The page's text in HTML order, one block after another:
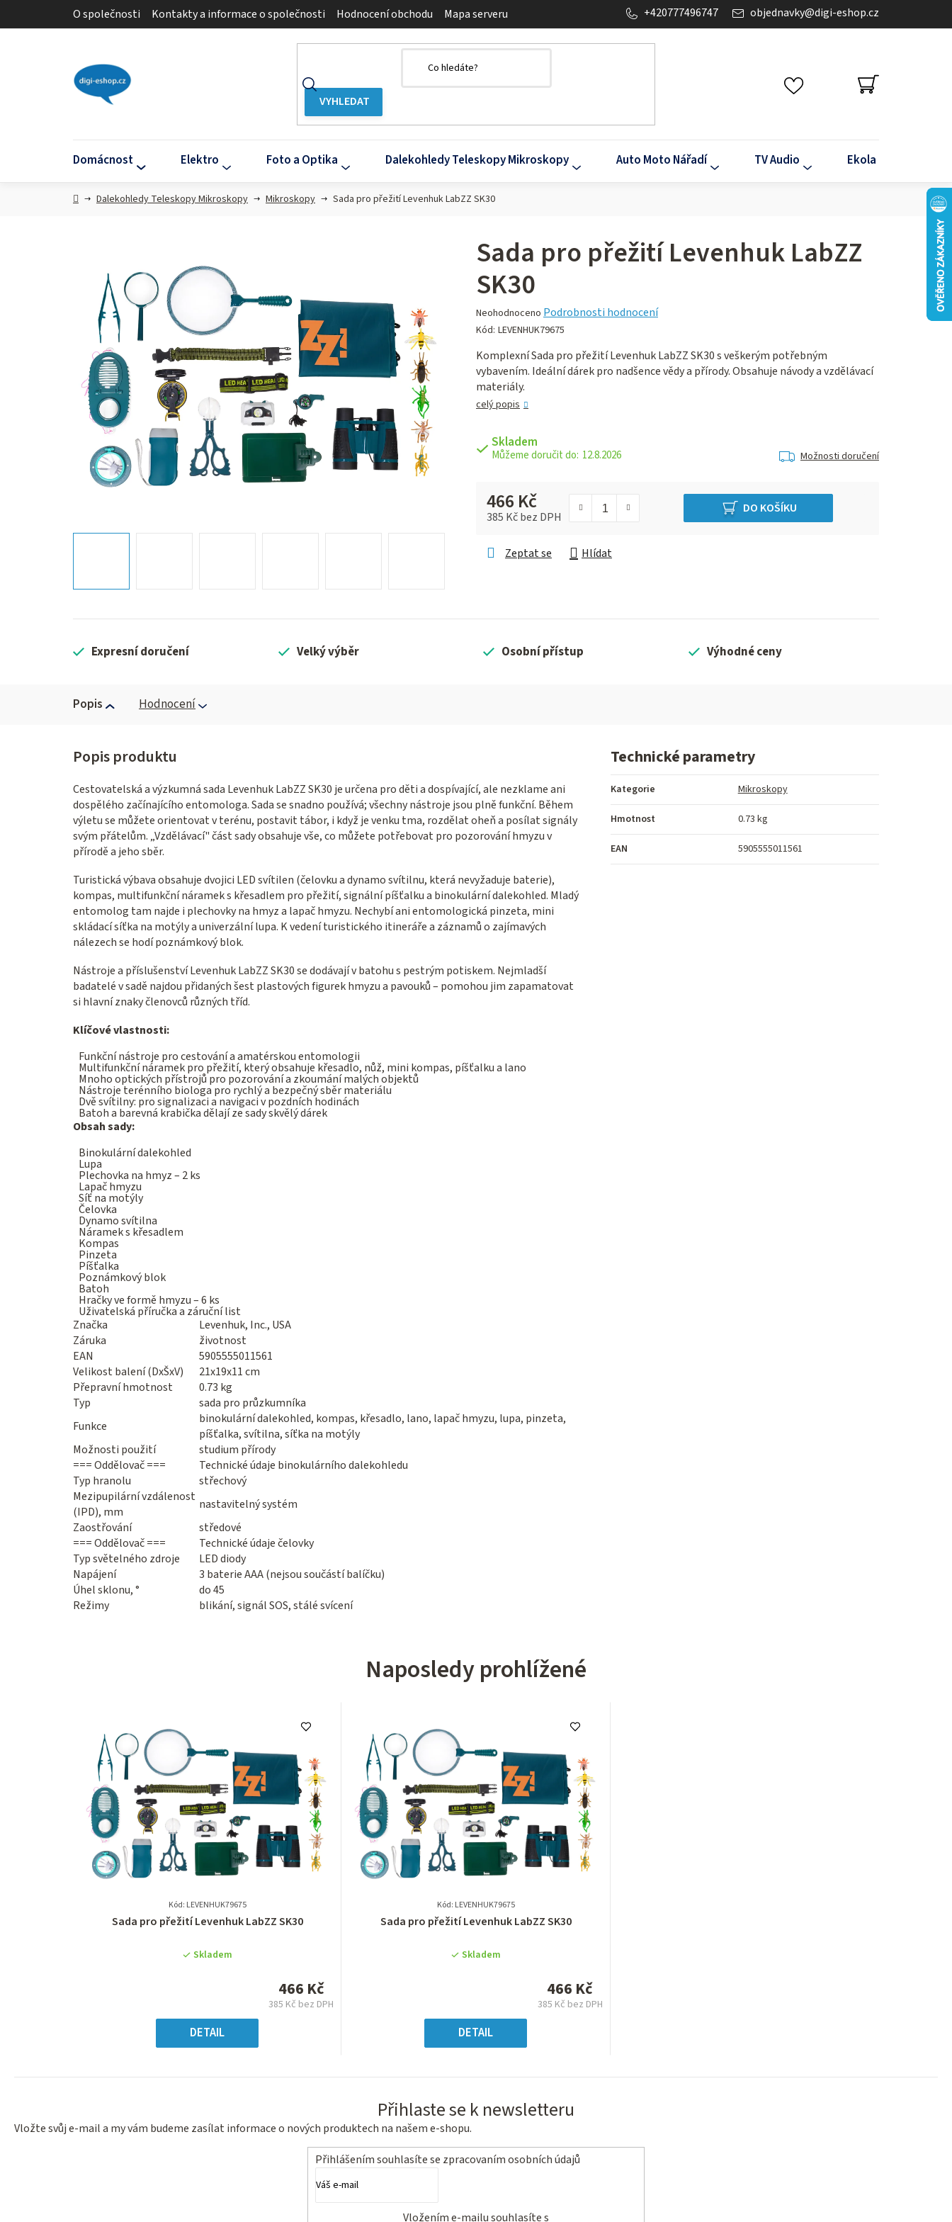
O společnosti Kontakty a informace o společnosti Hodnocení obchodu Mapa serveru objednavky@digi-eshop.cz
+420777496747
NÁKUPNÍ
KOŠÍK
Domácnost Elektro Foto a Optika Dalekohledy Teleskopy Mikroskopy Auto Moto Nářadí TV Audio Ekola
DomůDalekohledy Teleskopy Mikroskopy Mikroskopy Sada pro přežití Levenhuk LabZZ SK30
Sada pro přežití Levenhuk LabZZ
SK30
Průměrné
hodnocení
je
0,0
z 5
hvězdiček.
Neohodnoceno Podrobnosti hodnocení
Kód: LEVENHUK79675
Komplexní Sada pro přežití Levenhuk LabZZ SK30 s veškerým potřebným
vybavením. Ideální dárek pro nadšence vědy a přírody. Obsahuje návody a vzdělávací
materiály.
celý popis
Skladem
12.8.2026 Možnosti doručení
466 Kč
385 Kč bez DPH
DO KOŠÍKU
Zeptat se Hlídat
Expresní doručení Velký výběr Osobní přístup Výhodné ceny
Popis Hodnocení
Cestovatelská a výzkumná sada Levenhuk LabZZ SK30 je určena pro děti a dospívající, ale nezklame ani
dospělého začínajícího entomologa. Sada se snadno používá; všechny nástroje jsou plně funkční. Během
výletu se můžete orientovat v terénu, postavit tábor, i když je venku tma, rozdělat oheň a posílat signály
svým přátelům. „Vzdělávací" část sady obsahuje vše, co můžete potřebovat pro pozorování hmyzu v
přírodě a jeho sběr.
Turistická výbava obsahuje dvojici LED svítilen (čelovku a dynamo svítilnu, která nevyžaduje baterie),
kompas, multifunkční náramek s křesadlem pro přežití, signální píšťalku a binokulární dalekohled. Mladý
entomolog tam najde i plechovky na hmyz a lapač hmyzu. Nechybí ani entomologická pinzeta, mini
skládací síťka na motýly a univerzální lupa. K vedení turistického itineráře a záznamů o zajímavých
nálezech se hodí poznámkový blok.
Nástroje a příslušenství Levenhuk LabZZ SK30 se dodávají v batohu s pestrým potiskem. Nejmladší
badatelé v sadě najdou přidaných šest plastových figurek hmyzu a pavouků – pomohou jim zapamatovat
si hlavní znaky členovců různých tříd.
Klíčové vlastnosti:
Funkční nástroje pro cestování a amatérskou entomologii
Multifunkční náramek pro přežití, který obsahuje křesadlo, nůž, mini kompas, píšťalku a lano
Mnoho optických přístrojů pro pozorování a zkoumání malých objektů
Nástroje terénního biologa pro rychlý a bezpečný sběr materiálu
Dvě svítilny: pro signalizaci a navigaci v pozdních hodinách
Batoh a barevná krabička dělají ze sady skvělý dárek
Obsah sady:
Binokulární dalekohled
Lupa
Plechovka na hmyz – 2 ks
Lapač hmyzu
Síť na motýly
Čelovka
Dynamo svítilna
Náramek s křesadlem
Kompas
Pinzeta
Píšťalka
Poznámkový blok
Batoh
Hračky ve formě hmyzu – 6 ks
Uživatelská příručka a záruční list
Značka
Levenhuk, Inc., USA
Záruka
životnost
EAN
5905555011561
Velikost balení (DxŠxV)
21x19x11 cm
Přepravní hmotnost
0.73 kg
Typ
sada pro průzkumníka
Funkce
binokulární dalekohled, kompas, křesadlo, lano, lapač hmyzu, lupa, pinzeta,
píšťalka, svítilna, síťka na motýly
Možnosti použití
studium přírody
=== Oddělovač ===
Technické údaje binokulárního dalekohledu
Typ hranolu
střechový
Mezipupilární vzdálenost
(IPD), mm
nastavitelný systém
Zaostřování
středové
=== Oddělovač ===
Technické údaje čelovky
Typ světelného zdroje
LED diody
Napájení
3 baterie AAA (nejsou součástí balíčku)
Úhel sklonu, °
do 45
Režimy
blikání, signál SOS, stálé svícení
Technické parametry
Kategorie Mikroskopy
Hmotnost 0.73 kg
EAN 5905555011561
Naposledy prohlížené
Kód: LEVENHUK79675
Průměrné
produktu
5
hvězdiček.
Sada pro přežití Levenhuk LabZZ SK30
Skladem
466 Kč
385 Kč bez DPH
DETAIL
Kód: LEVENHUK79675
Průměrné
produktu
5
hvězdiček.
Sada pro přežití Levenhuk LabZZ SK30
Skladem
466 Kč
385 Kč bez DPH
DETAIL
Přihlaste se k newsletteru
Vložte svůj e-mail a my vám budeme zasílat informace o nových produktech na našem e-shopu.
Přihlášením souhlasíte se zpracovaním osobních údajů